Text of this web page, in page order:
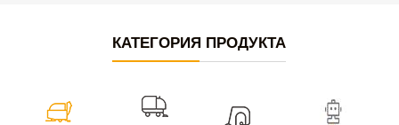
КАТЕГОРИЯ ПРОДУКТА